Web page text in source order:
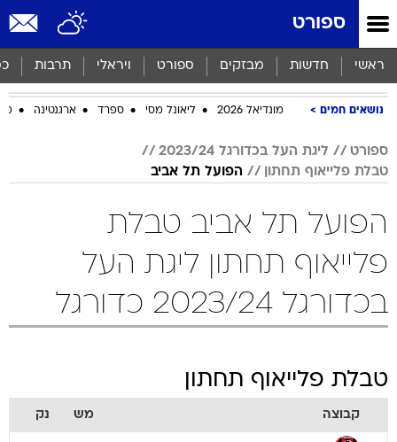
ספורט
ראשי חדשות מבזקים ספורט ויראלי תרבות
נושאים חמים מונדיאל 2026 ליאונל מסי ספרד ארגנטינה
ספורט
ליגת העל בכדורגל 2023/24
טבלת פלייאוף תחתון
הפועל תל אביב
הפועל תל אביב טבלת
פלייאוף תחתון ליגת העל
בכדורגל 2023/24 כדורגל
טבלת פלייאוף תחתון
קבוצה מש נק